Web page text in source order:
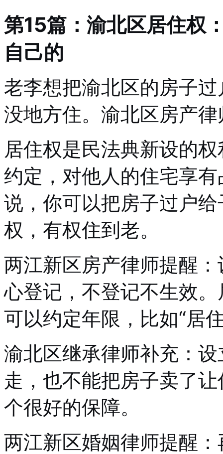
第15篇：渝北区居住权
自己的
老李想把渝北区的房子
没地方住。渝北区房产
居住权是民法典新设的
约定，对他人的住宅享
说，你可以把房子过户
权，有权住到老。
两江新区房产律师提醒
心登记，不登记不生效
可以约定年限，比如“居
渝北区继承律师补充：
走，也不能把房子卖了
个很好的保障。
两江新区婚姻律师提醒